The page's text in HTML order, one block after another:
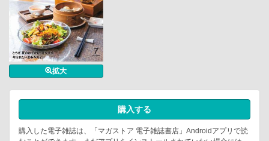
拡大
購入する
購入した電子雑誌は、「マガストア 電子雑誌書店」Androidアプリで読